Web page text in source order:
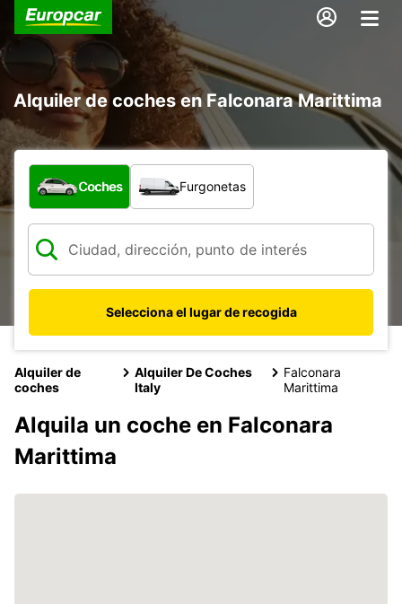
Alquiler de coches en Falconara Marittima
¿Qué tipo de vehículo?
Coches Furgonetas
Selecciona el lugar de recogida
Alquiler de
coches
Alquiler De Coches
Italy
Falconara
Marittima
Alquila un coche en Falconara
Marittima